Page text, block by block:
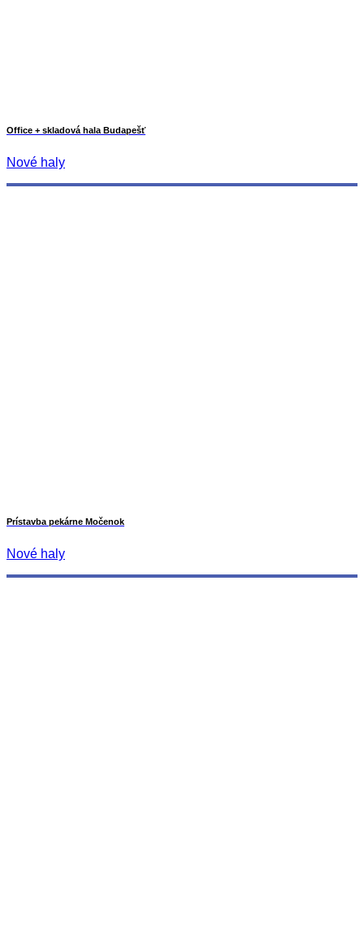
Office + skladová hala Budapešť
Nové haly
Prístavba pekárne Močenok
Nové haly